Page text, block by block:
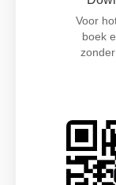
Voor
boek